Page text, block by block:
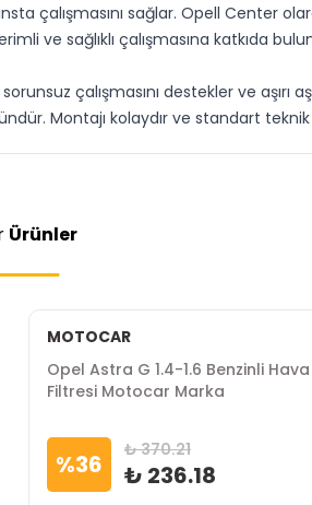
çalışmasını sağlar. Opell Center
sağlıklı çalışmasına katkıda
çalışmasını destekler ve aşırı
Montajı kolaydır ve standart
Ürünler
MOTOCAR
Opel Astra G 1.4-1.6 Benzinli Hava
Filtresi Motocar Marka
%36 ₺ 370.21
₺ 236.18